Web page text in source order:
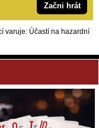
Začni hrát
varuje: Účastí na hazardní